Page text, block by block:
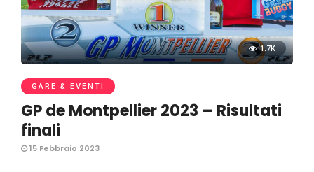
1.7K
GARE & EVENTI
GP de Montpellier 2023 – Risultati
finali
15 Febbraio 2023